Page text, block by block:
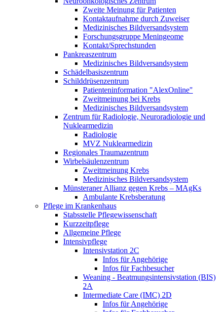
Zweite Meinung für Patienten
Kontaktaufnahme durch Zuweiser
Medizinisches Bildversandsystem
Forschungsgruppe Meningeome
Kontakt/Sprechstunden
Pankreaszentrum
Medizinisches Bildversandsystem
Schädelbasiszentrum
Schilddrüsenzentrum
Patienteninformation "AlexOnline"
Zweitmeinung bei Krebs
Medizinisches Bildversandsystem
Zentrum für Radiologie, Neuroradiologie und
Nuklearmedizin
Radiologie
MVZ Nuklearmedizin
Regionales Traumazentrum
Wirbelsäulenzentrum
Zweitmeinung Krebs
Medizinisches Bildversandsystem
Münsteraner Allianz gegen Krebs – MAgKs
Ambulante Krebsberatung
Pflege im Krankenhaus
Stabsstelle Pflegewissenschaft
Kurzzeitpflege
Allgemeine Pflege
Intensivpflege
Intensivstation 2C
Infos für Angehörige
Infos für Fachbesucher
Weaning - Beatmungsintensivstation (BIS)
2A
Intermediate Care (IMC) 2D
Infos für Angehörige